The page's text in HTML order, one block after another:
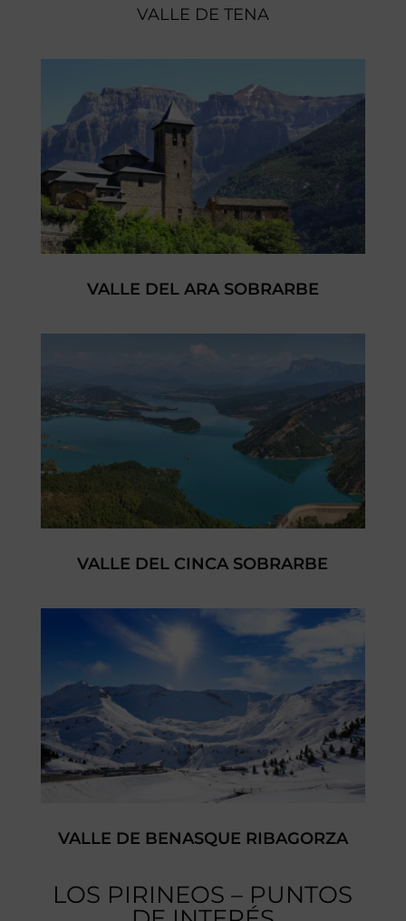
VALLE DE TENA
VALLE DEL ARA SOBRARBE
VALLE DEL CINCA SOBRARBE
VALLE DE BENASQUE RIBAGORZA
LOS PIRINEOS – PUNTOS